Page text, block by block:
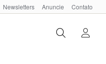
Newsletters Anuncie Contato